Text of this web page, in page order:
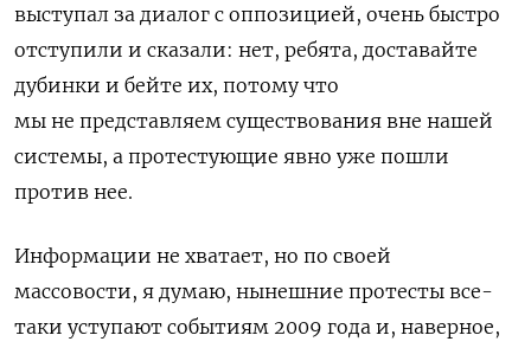
выступал за диалог с оппозицией, очень быстро
отступили и сказали: нет, ребята, доставайте
дубинки и бейте их, потому что
мы не представляем существования вне нашей
системы, а протестующие явно уже пошли
против нее.
Информации не хватает, но по своей
массовости, я думаю, нынешние протесты все-
таки уступают событиям 2009 года и, наверное,